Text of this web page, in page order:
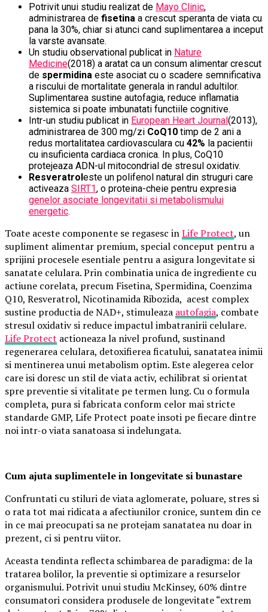
Potrivit unui studiu realizat de Mayo Clinic,
administrarea de fisetina a crescut speranta de viata cu
pana la 30%, chiar si atunci cand suplimentarea a inceput
la varste avansate.
Un studiu observational publicat in Nature
Medicine(2018) a aratat ca un consum alimentar crescut
de spermidina este asociat cu o scadere semnificativa
a riscului de mortalitate generala in randul adultilor.
Suplimentarea sustine autofagia, reduce inflamatia
sistemica si poate imbunatati functiile cognitive.
Intr-un studiu publicat in European Heart Journal(2013),
administrarea de 300 mg/zi CoQ10 timp de 2 ani a
redus mortalitatea cardiovasculara cu 42% la pacientii
cu insuficienta cardiaca cronica. In plus, CoQ10
protejeaza ADN-ul mitocondrial de stresul oxidativ.
Resveratroleste un polifenol natural din struguri care
activeaza SIRT1, o proteina-cheie pentru expresia
genelor asociate longevitatii si metabolismului
energetic.
Toate aceste componente se regasesc inLife Protect, un
supliment alimentar premium, special conceput pentru a
sprijini procesele esentiale pentru a asigura longevitate si
sanatate celulara. Prin combinatia unica de ingrediente cu
actiune corelata, precum Fisetina, Spermidina, Coenzima
Q10, Resveratrol, Nicotinamida Ribozida, acest complex
sustine productia de NAD+, stimuleaza autofagia, combate
stresul oxidativ si reduce impactul imbatranirii celulare.
Life Protect actioneaza la nivel profund, sustinand
regenerarea celulara, detoxifierea ficatului, sanatatea inimii
si mentinerea unui metabolism optim. Este alegerea celor
care isi doresc un stil de viata activ, echilibrat si orientat
spre preventie si vitalitate pe termen lung. Cu o formula
completa, pura si fabricata conform celor mai stricte
standarde GMP, Life Protect poate insoti pe fiecare dintre
noi intr-o viata sanatoasa si indelungata.
Cum ajuta suplimentele in longevitate si bunastare
Confruntati cu stiluri de viata aglomerate, poluare, stres si
o rata tot mai ridicata a afectiunilor cronice, suntem din ce
in ce mai preocupati sa ne protejam sanatatea nu doar in
prezent, ci si pentru viitor.
Aceasta tendinta reflecta schimbarea de paradigma: de la
tratarea bolilor, la preventie si optimizare a resurselor
organismului. Potrivit unui studiu McKinsey, 60% dintre
consumatori considera produsele de longevitate “extrem